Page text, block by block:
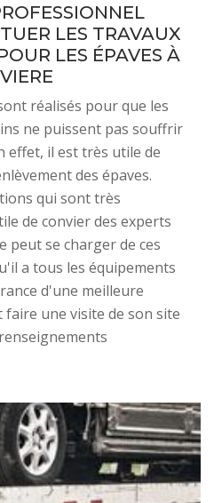
LES TRAVAUX
LES ÉPAVES À
réalisés pour que les
ne puissent pas souffrir
effet, il est très utile de
des épaves.
qui sont très
de convier des experts
peut se charger de ces
a tous les équipements
d'une meilleure
une visite de son site